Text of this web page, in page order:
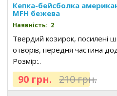
Кепка-бейсболка
MFH бежева
Наявність: 2
Твердий козирок, посилені
отворів, передня частина
Розмір:..
90 грн. 210 грн.